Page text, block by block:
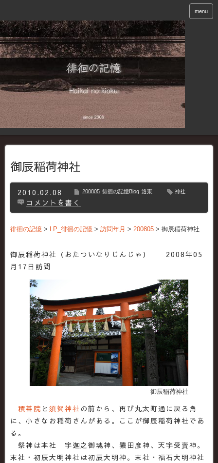
menu
御辰稲荷神社
2010.02.08 200805 徘徊の記憶Blog 洛東 神社
コメントを書く
徘徊の記憶 > LP_徘徊の記憶 > 訪問年月 > 200805 > 御辰稲荷神社
御辰稲荷神社（おたついなりじんじゃ） 2008年05
月17日訪問
御辰稲荷神社
積善院 と 須賀神社 の前から、再び丸太町通に戻る角
に、小さなお稲荷さんがある。ここが御辰稲荷神社であ
る。
祭神は本社 宇迦之御魂神、猿田彦神、天宇受賣神。
末社・初辰大明神社は初辰大明神。末社・福石大明神社